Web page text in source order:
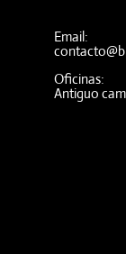
Email:
Oficinas:
Antiguo